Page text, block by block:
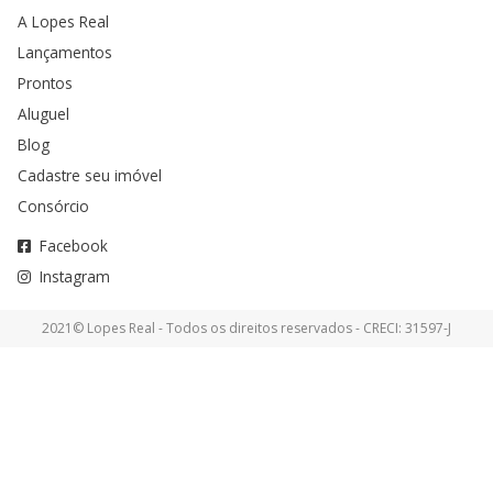
A Lopes Real
Lançamentos
Prontos
Aluguel
Blog
Cadastre seu imóvel
Consórcio
Facebook
Instagram
2021© Lopes Real - Todos os direitos reservados - CRECI: 31597-J